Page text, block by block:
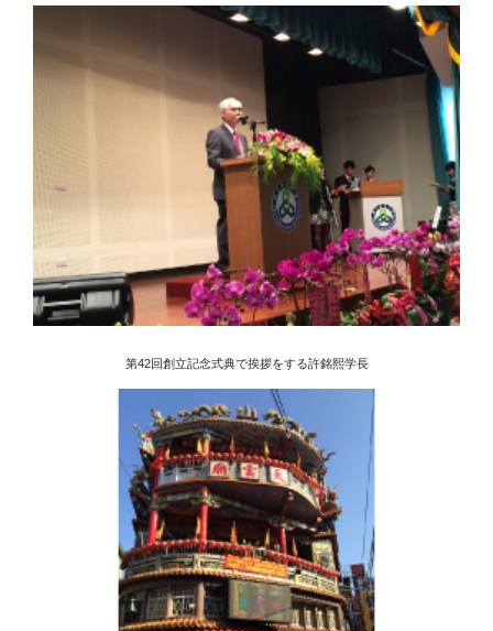
第42回創立記念式典で挨拶をする許銘熙学長